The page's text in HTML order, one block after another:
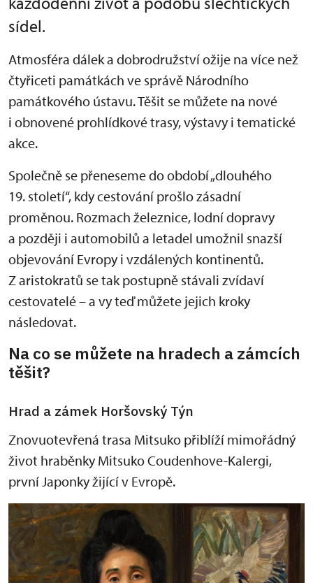
sídel.
Atmosféra dálek a dobrodružství ožije na více než
čtyřiceti památkách ve správě Národního
památkového ústavu. Těšit se můžete na nové
i obnovené prohlídkové trasy, výstavy i tematické
akce.
Společně se přeneseme do období „dlouhého
19. století“, kdy cestování prošlo zásadní
proměnou. Rozmach železnice, lodní dopravy
a později i automobilů a letadel umožnil snazší
objevování Evropy i vzdálených kontinentů.
Z aristokratů se tak postupně stávali zvídaví
cestovatelé – a vy teď můžete jejich kroky
následovat.
Na co se můžete na hradech a zámcích
těšit?
Hrad a zámek Horšovský Týn
Znovuotevřená trasa Mitsuko přiblíží mimořádný
život hraběnky Mitsuko Coudenhove-Kalergi,
první Japonky žijící v Evropě.